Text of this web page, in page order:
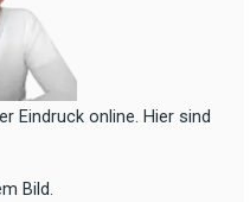
Eindruck online. Hier sind
Bild.